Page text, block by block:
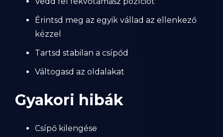
Érintsd meg az egyik vállad az ellenkező
kézzel
Tartsd stabilan a csípőd
Váltogasd az oldalakat
Gyakori hibák
Csípő kilengése